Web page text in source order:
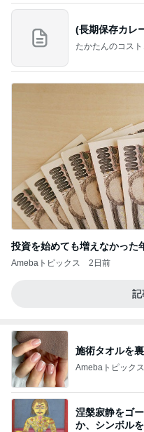
(長期保存カレ
たかたんのコス
投資を始めても増えなかった
Amebaトピックス 2日前
記
施術タオルを
Amebaトピックス
涅槃寂静をゴ
か、シンボル